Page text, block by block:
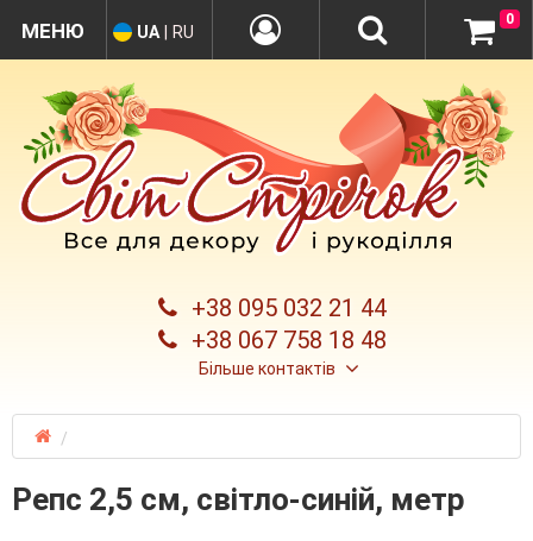
+38 095 032 21 44
+38 067 758 18 48
Більше контактів
UA RU
0
Репс 2,5 см, світло-синій, метр